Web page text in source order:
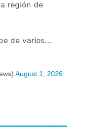
región de
de varios…
August 1, 2026